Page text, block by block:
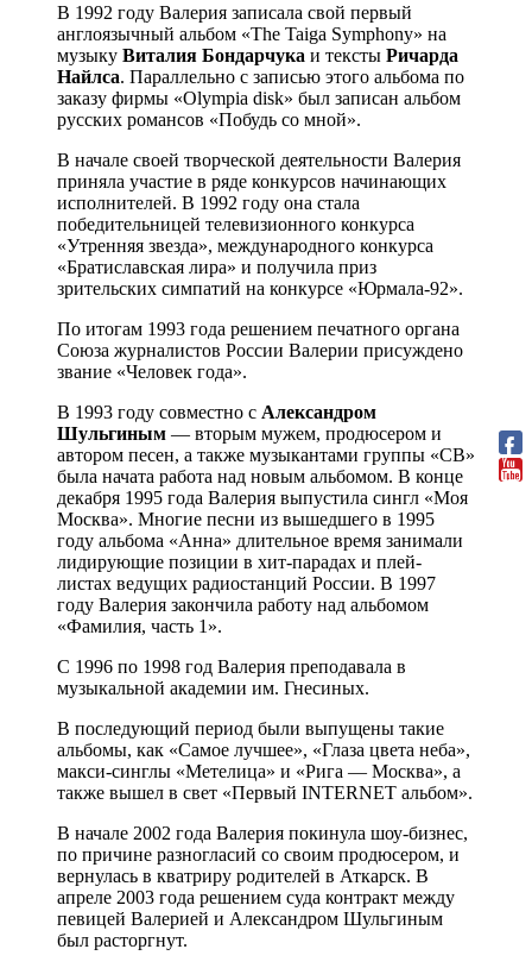
В 1992 году Валерия записала свой первый
англоязычный альбом «The Taiga Symphony» на
музыку Виталия Бондарчука и тексты Ричарда
Найлса. Параллельно с записью этого альбома по
заказу фирмы «Olympia disk» был записан альбом
русских романсов «Побудь со мной».
В начале своей творческой деятельности Валерия
приняла участие в ряде конкурсов начинающих
исполнителей. В 1992 году она стала
победительницей телевизионного конкурса
«Утренняя звезда», международного конкурса
«Братиславская лира» и получила приз
зрительских симпатий на конкурсе «Юрмала-92».
По итогам 1993 года решением печатного органа
Союза журналистов России Валерии присуждено
звание «Человек года».
В 1993 году совместно с Александром
Шульгиным — вторым мужем, продюсером и
автором песен, а также музыкантами группы «СВ»
была начата работа над новым альбомом. В конце
декабря 1995 года Валерия выпустила сингл «Моя
Москва». Многие песни из вышедшего в 1995
году альбома «Анна» длительное время занимали
лидирующие позиции в хит-парадах и плей-
листах ведущих радиостанций России. В 1997
году Валерия закончила работу над альбомом
«Фамилия, часть 1».
С 1996 по 1998 год Валерия преподавала в
музыкальной академии им. Гнесиных.
В последующий период были выпущены такие
альбомы, как «Самое лучшее», «Глаза цвета неба»,
макси-синглы «Метелица» и «Рига — Москва», а
также вышел в свет «Первый INTERNET альбом».
В начале 2002 года Валерия покинула шоу-бизнес,
по причине разногласий со своим продюсером, и
вернулась в кватриру родителей в Аткарск. В
апреле 2003 года решением суда контракт между
певицей Валерией и Александром Шульгиным
был расторгнут.